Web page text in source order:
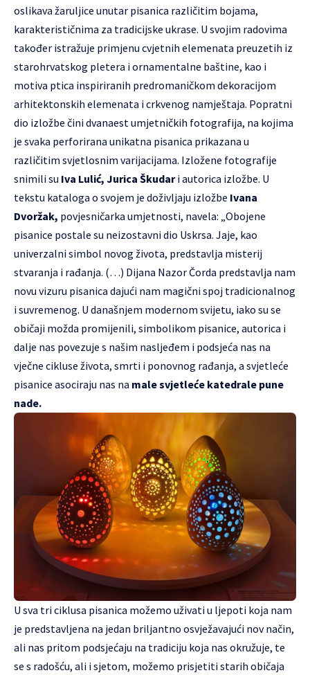
oslikava žaruljice unutar pisanica različitim bojama,
karakterističnima za tradicijske ukrase. U svojim radovima
također istražuje primjenu cvjetnih elemenata preuzetih iz
starohrvatskog pletera i ornamentalne baštine, kao i
motiva ptica inspiriranih predromaničkom dekoracijom
arhitektonskih elemenata i crkvenog namještaja. Popratni
dio izložbe čini dvanaest umjetničkih fotografija, na kojima
je svaka perforirana unikatna pisanica prikazana u
različitim svjetlosnim varijacijama. Izložene fotografije
snimili su Iva Lulić, Jurica Škudari autorica izložbe. U
tekstu kataloga o svojem je doživljaju izložbe Ivana
Dvoržak, povjesničarka umjetnosti, navela: „Obojene
pisanice postale su neizostavni dio Uskrsa. Jaje, kao
univerzalni simbol novog života, predstavlja misterij
stvaranja i rađanja. (…) Dijana Nazor Čorda predstavlja nam
novu vizuru pisanica dajući nam magični spoj tradicionalnog
i suvremenog. U današnjem modernom svijetu, iako su se
običaji možda promijenili, simbolikom pisanice, autorica i
dalje nas povezuje s našim nasljeđem i podsjeća nas na
vječne cikluse života, smrti i ponovnog rađanja, a svjetleće
pisanice asociraju nas na male svjetleće katedrale pune
nade.
U sva tri ciklusa pisanica možemo uživati u ljepoti koja nam
je predstavljena na jedan briljantno osvježavajući nov način,
ali nas pritom podsjećaju na tradiciju koja nas okružuje, te
se s radošću, ali i sjetom, možemo prisjetiti starih običaja